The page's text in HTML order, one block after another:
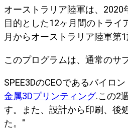
オーストラリア陸軍は、2020
目的とした12ヶ月間のトライ
月からオーストラリア陸軍第
このプログラムは、通常のサ
SPEE3DのCEOであるバイロ
金属3Dプリンティング.この2
す。また、設計から印刷、後
た。"